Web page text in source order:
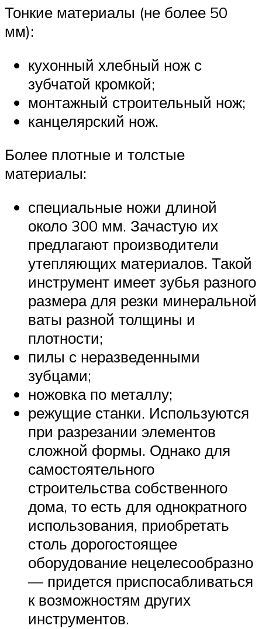
Тонкие материалы (не более 50
мм):
кухонный хлебный нож с
зубчатой кромкой;
монтажный строительный нож;
канцелярский нож.
Более плотные и толстые
материалы:
специальные ножи длиной
около 300 мм. Зачастую их
предлагают производители
утепляющих материалов. Такой
инструмент имеет зубья разного
размера для резки минеральной
ваты разной толщины и
плотности;
пилы с неразведенными
зубцами;
ножовка по металлу;
режущие станки. Используются
при разрезании элементов
сложной формы. Однако для
самостоятельного
строительства собственного
дома, то есть для однократного
использования, приобретать
столь дорогостоящее
оборудование нецелесообразно
— придется приспосабливаться
к возможностям других
инструментов.